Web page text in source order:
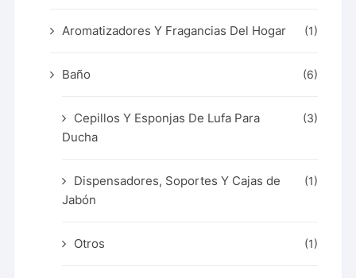
Aromatizadores Y Fragancias Del Hogar (1)
Baño (6)
Cepillos Y Esponjas De Lufa Para
Ducha
(3)
Dispensadores, Soportes Y Cajas de
Jabón
(1)
Otros (1)